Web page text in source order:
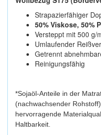
Strapazierfähiger
50% Viskose, 50%
Versteppt mit 500 g/
Umlaufender
Getrennt
Reinigungsfähig
*Sojaöl-Anteile in der
(nachwachsender
hervorragende
Haltbarkeit.